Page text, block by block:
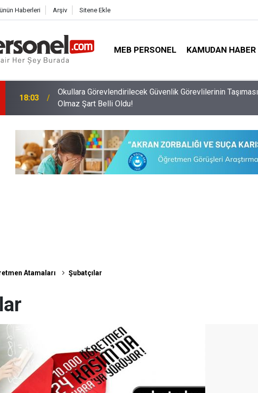
Haberleri Arşiv Sitene Ekle
MEB PERSONEL KAMUDAN HABER
17:35 Yöneticilikten Ayrılanlar İçin Müdür ve Müdür Yardımcısı
Atamaları Şubatçılar